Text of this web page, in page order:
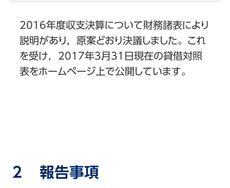
2016年度収支決算について財務諸表により
説明があり，原案どおり決議しました。これ
を受け，2017年3月31日現在の貸借対照
表をホームページ上で公開しています。
２ 報告事項